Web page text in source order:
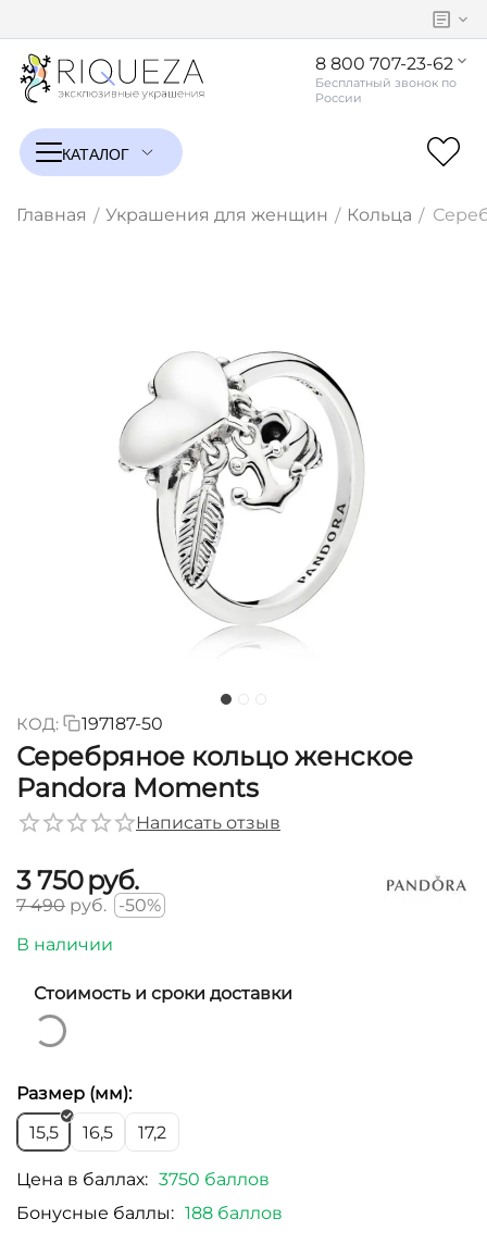
8 800 707-23-62
Главная / Украшения для женщин / Кольца /
КОД: 197187-50
Серебряное кольцо женское
Pandora Moments
Написать отзыв
3 750руб.
7 490 руб.
-50%
В наличии
Стоимость и сроки доставки
Размер (мм):
15,5
16,5 17,2
Цена в баллах: 3750 баллов
Бонусные баллы: 188 баллов